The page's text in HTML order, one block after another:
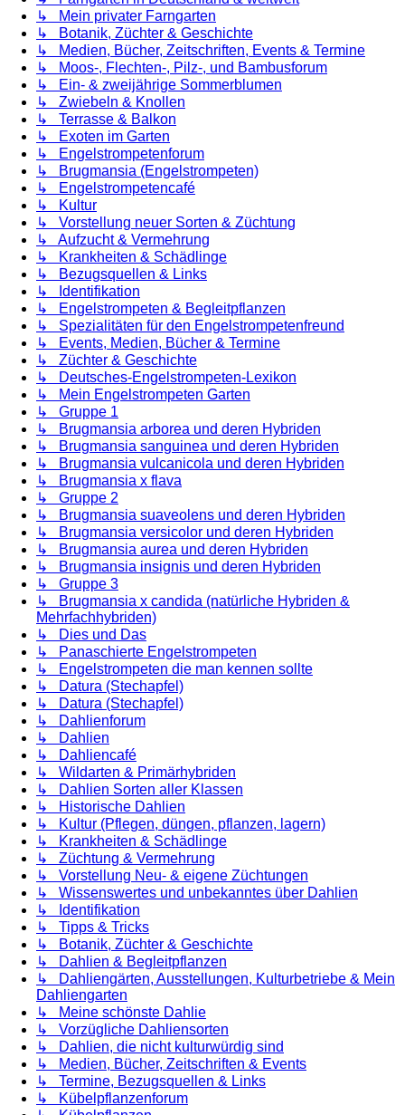
↳ Mein privater Farngarten
↳ Botanik, Züchter & Geschichte
↳ Medien, Bücher, Zeitschriften, Events & Termine
↳ Moos-, Flechten-, Pilz-, und Bambusforum
↳ Ein- & zweijährige Sommerblumen
↳ Zwiebeln & Knollen
↳ Terrasse & Balkon
↳ Exoten im Garten
↳ Engelstrompetenforum
↳ Brugmansia (Engelstrompeten)
↳ Engelstrompetencafé
↳ Kultur
↳ Vorstellung neuer Sorten & Züchtung
↳ Aufzucht & Vermehrung
↳ Krankheiten & Schädlinge
↳ Bezugsquellen & Links
↳ Identifikation
↳ Engelstrompeten & Begleitpflanzen
↳ Spezialitäten für den Engelstrompetenfreund
↳ Events, Medien, Bücher & Termine
↳ Züchter & Geschichte
↳ Deutsches-Engelstrompeten-Lexikon
↳ Mein Engelstrompeten Garten
↳ Gruppe 1
↳ Brugmansia arborea und deren Hybriden
↳ Brugmansia sanguinea und deren Hybriden
↳ Brugmansia vulcanicola und deren Hybriden
↳ Brugmansia x flava
↳ Gruppe 2
↳ Brugmansia suaveolens und deren Hybriden
↳ Brugmansia versicolor und deren Hybriden
↳ Brugmansia aurea und deren Hybriden
↳ Brugmansia insignis und deren Hybriden
↳ Gruppe 3
↳ Brugmansia x candida (natürliche Hybriden &
Mehrfachhybriden)
↳ Dies und Das
↳ Panaschierte Engelstrompeten
↳ Engelstrompeten die man kennen sollte
↳ Datura (Stechapfel)
↳ Datura (Stechapfel)
↳ Dahlienforum
↳ Dahlien
↳ Dahliencafé
↳ Wildarten & Primärhybriden
↳ Dahlien Sorten aller Klassen
↳ Historische Dahlien
↳ Kultur (Pflegen, düngen, pflanzen, lagern)
↳ Krankheiten & Schädlinge
↳ Züchtung & Vermehrung
↳ Vorstellung Neu- & eigene Züchtungen
↳ Wissenswertes und unbekanntes über Dahlien
↳ Identifikation
↳ Tipps & Tricks
↳ Botanik, Züchter & Geschichte
↳ Dahlien & Begleitpflanzen
↳ Dahliengärten, Ausstellungen, Kulturbetriebe & Mein
Dahliengarten
↳ Meine schönste Dahlie
↳ Vorzügliche Dahliensorten
↳ Dahlien, die nicht kulturwürdig sind
↳ Medien, Bücher, Zeitschriften & Events
↳ Termine, Bezugsquellen & Links
↳ Kübelpflanzenforum